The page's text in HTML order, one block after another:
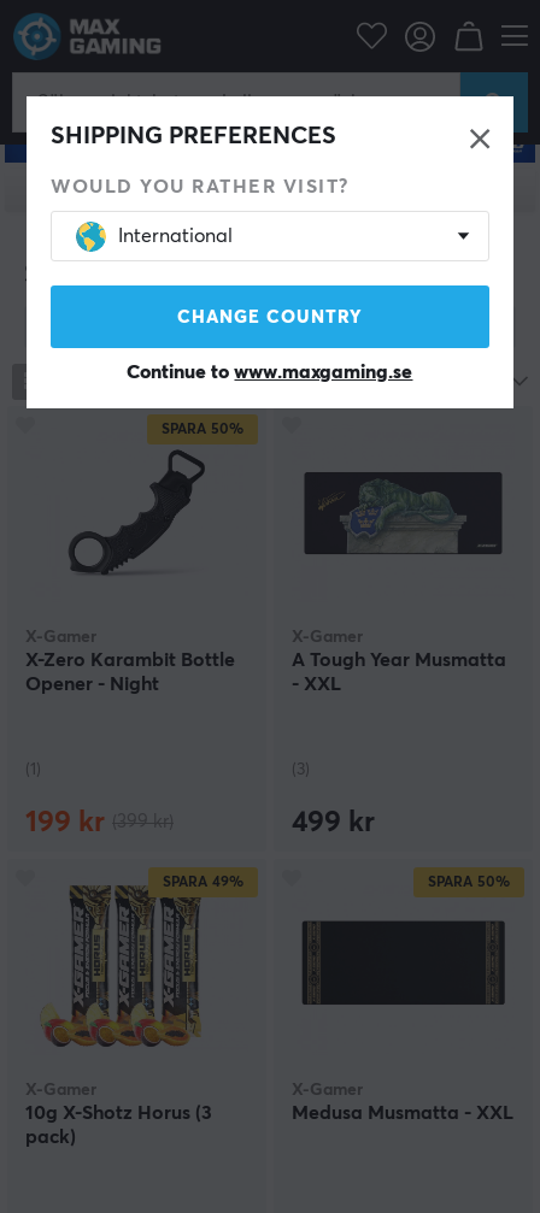
SHIPPING PREFERENCES
WOULD YOU RATHER VISIT?
International
CHANGE COUNTRY
Continue towww.maxgaming.se
ALLA PRODUKTER
Senaste smakerna från X-Gamer
175 produkter Nytt hos oss
SPARA 50%
X-Gamer
X-Zero Karambit Bottle
Opener - Night
(1)
199 kr
X-Gamer
A Tough Year Musmatta
- XXL
(3)
499 kr
SPARA 49%
X-Gamer
10g X-Shotz Horus (3
pack)
SPARA 50%
X-Gamer
Medusa Musmatta - XXL